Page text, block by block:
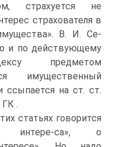
страхуется не
страхователя в
В. И. Се-
и по действующему
предметом
имущественный
ссыпается на ст. ст.
ГК .
статьях говорится
интере-са», о